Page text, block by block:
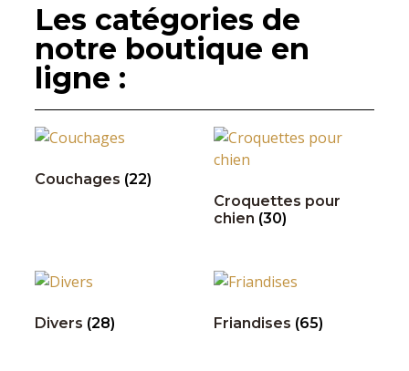
Les catégories de
notre boutique en
ligne :
Couchages (22)
Croquettes pour
chien (30)
Divers (28) Friandises (65)